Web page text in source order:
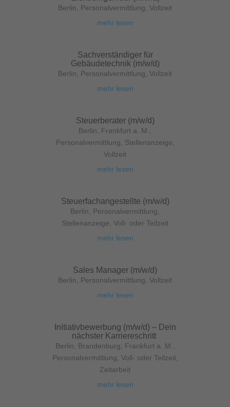
Berlin Personalvermittlung Vollzeit
mehr lesen
Sachverständiger für
Gebäudetechnik (m/w/d)
Berlin Personalvermittlung Vollzeit
mehr lesen
Steuerberater (m/w/d)
Berlin Frankfurt a. M.
Personalvermittlung
Stellenanzeige
Vollzeit
mehr lesen
Steuerfachangestellte (m/w/d)
Berlin Personalvermittlung
Stellenanzeige Voll- oder Teilzeit
mehr lesen
Sales Manager (m/w/d)
Berlin Personalvermittlung Vollzeit
mehr lesen
Initiativbewerbung (m/w/d) – Dein
nächster Karriereschritt
Berlin Brandenburg Frankfurt a. M.
Personalvermittlung Voll- oder Teilzeit,
Zeitarbeit
mehr lesen